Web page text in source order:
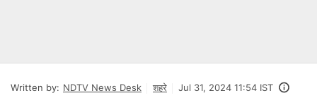
Written by: NDTV News Desk शहरे Jul 31, 2024 11:54 IST